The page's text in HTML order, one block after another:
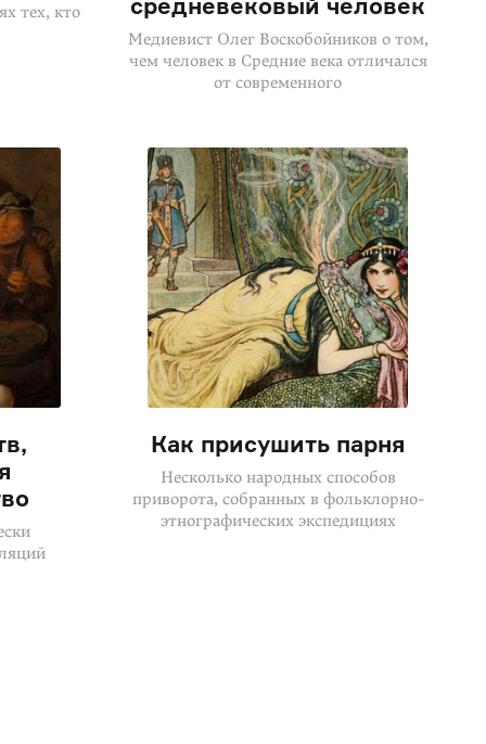
тех, кто
средневековый человек
Медиевист Олег Воскобойников о том,
чем человек в Средние века отличался
от современного
Как присушить парня
Несколько народных способов
приворота, собранных в фольклорно-
этнографических экспедициях